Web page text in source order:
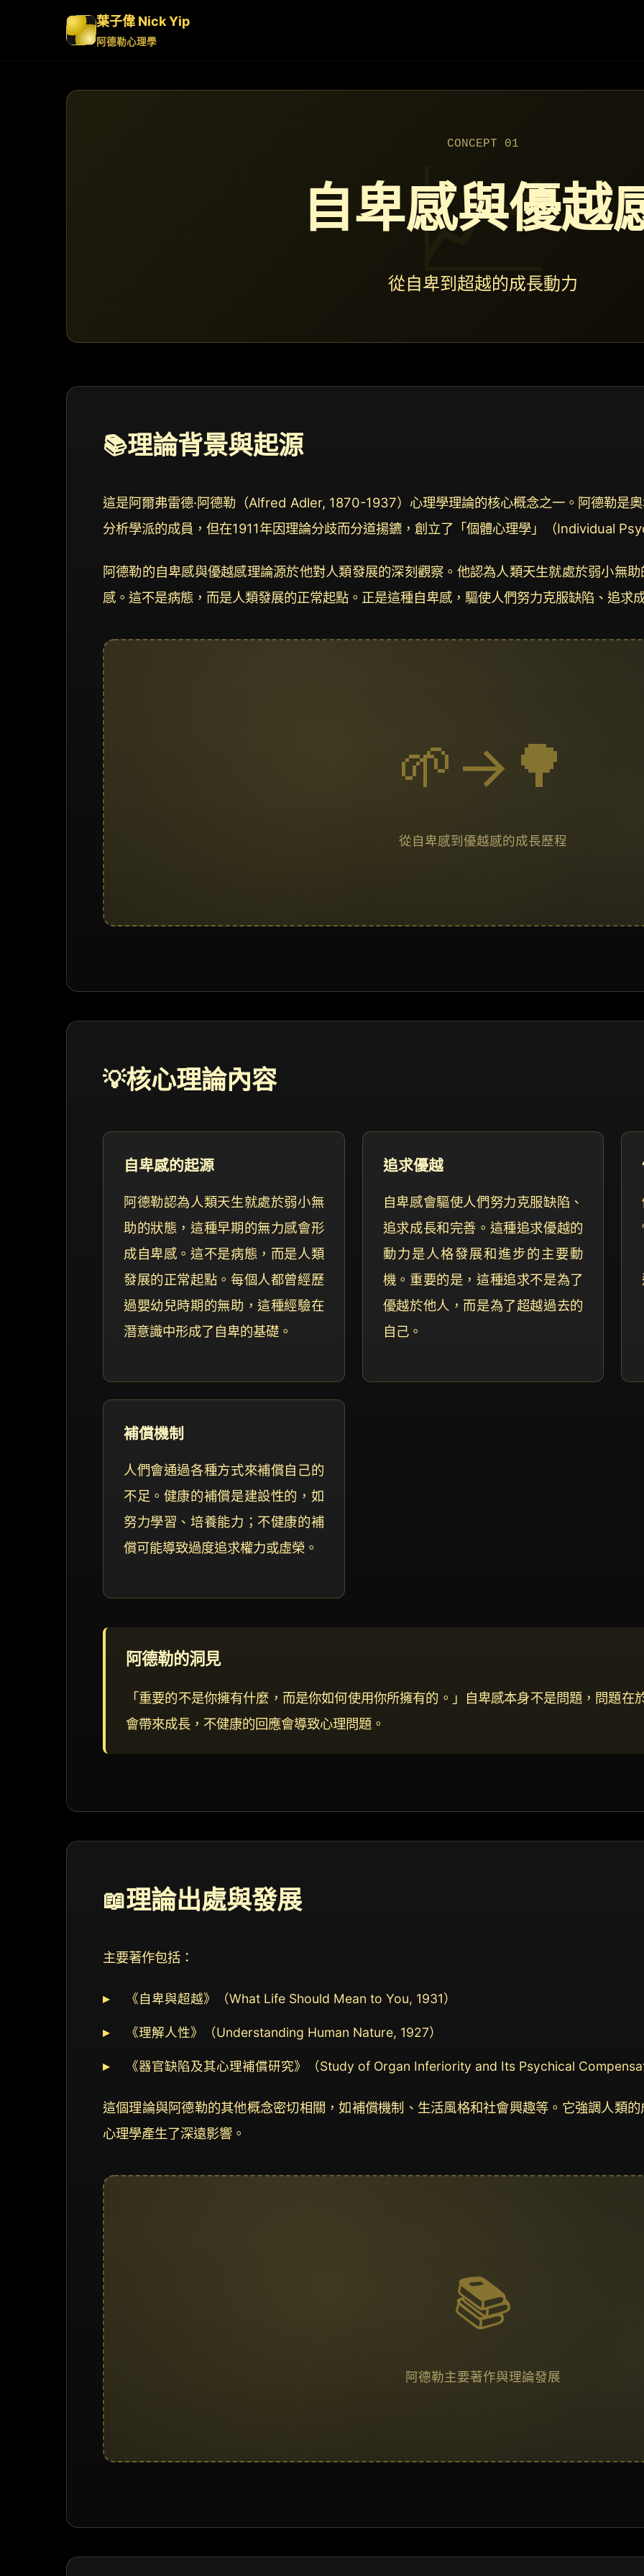
葉子偉 Nick Yip
阿德勒心理學
CONCEPT 01
自卑感與優越
從自卑到超越的成長動力
📚理論背景與起源
這是阿爾弗雷德·阿德勒（Alfred Adler, 1870-1937）心理學理論的核心概念之一。阿德勒是
分析學派的成員，但在1911年因理論分歧而分道揚鑣，創立了「個體心理學」（Individual
阿德勒的自卑感與優越感理論源於他對人類發展的深刻觀察。他認為人類天生就處於弱小無
感。這不是病態，而是人類發展的正常起點。正是這種自卑感，驅使人們努力克服缺陷、追求
🌱→🌳
從自卑感到優越感的成長歷程
💡核心理論內容
自卑感的起源
阿德勒認為人類天生就處於弱小無
助的狀態，這種早期的無力感會形
成自卑感。這不是病態，而是人類
發展的正常起點。每個人都曾經歷
過嬰幼兒時期的無助，這種經驗在
潛意識中形成了自卑的基礎。
追求優越
自卑感會驅使人們努力克服缺陷、
追求成長和完善。這種追求優越的
動力是人格發展和進步的主要動
機。重要的是，這種追求不是為了
優越於他人，而是為了超越過去的
自己。
補償機制
人們會通過各種方式來補償自己的
不足。健康的補償是建設性的，如
努力學習、培養能力；不健康的補
償可能導致過度追求權力或虛榮。
阿德勒的洞見
「重要的不是你擁有什麼，而是你如何使用你所擁有的。」自卑感本身不是問題，問題
會帶來成長，不健康的回應會導致心理問題。
📖理論出處與發展
主要著作包括：
《自卑與超越》（What Life Should Mean to You, 1931）
《理解人性》（Understanding Human Nature, 1927）
《器官缺陷及其心理補償研究》（Study of Organ Inferiority and Its Psychical
這個理論與阿德勒的其他概念密切相關，如補償機制、生活風格和社會興趣等。它強調人類
心理學產生了深遠影響。
📚
阿德勒主要著作與理論發展